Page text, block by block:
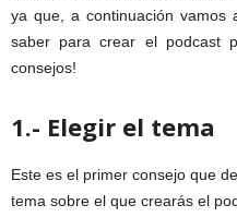
ya que, a continuación vamos
saber para crear el podcast
consejos!
1.- Elegir el tema
Este es el primer consejo que
tema sobre el que crearás el